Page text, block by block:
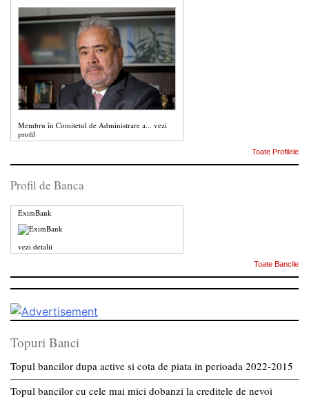
Membru în Comitetul de Administrare a... vezi
profil
Toate Profilele
Profil de Banca
EximBank
vezi detalii
Toate Bancile
Topuri Banci
Topul bancilor dupa active si cota de piata in perioada 2022-2015
Topul bancilor cu cele mai mici dobanzi la creditele de nevoi